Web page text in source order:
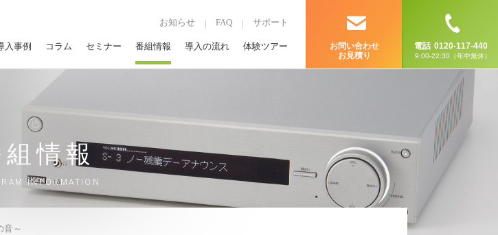
お問い合わせ
お見積り
電話 0120-117-440
9:00-22:30（年中無休）
お知らせ FAQ サポート
入事例 コラム セミナー 番組情報 導入の流れ 体験ツアー
組情報
INFORMATION
音～